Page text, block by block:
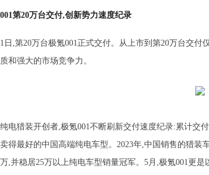
01第20万台交付,创新势力速度纪录
日,第20万台极氪001正式交付。从上市到第20万台交
和强大的市场竞争力。
电猎装开创者,极氪001不断刷新交付速度纪录:累计交
得最好的中国高端纯电车型。2023年,中国销售的猎装
,并稳居25万以上纯电车型销量冠军。5月,极氪001更